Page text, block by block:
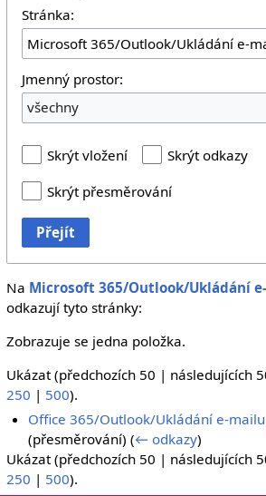
Stránka:
Jmenný prostor:
všechny
Skrýt vložení
Skrýt odkazy
Skrýt přesměrování
Přejít
Na Microsoft 365/Outlook/Ukládání
odkazují tyto stránky:
Zobrazuje se jedna položka.
Ukázat (předchozích 50 | následujících
250 | 500).
Office 365/Outlook/Ukládání e-
(přesměrování)(← odkazy)
Ukázat (předchozích 50 | následujících
250 | 500).